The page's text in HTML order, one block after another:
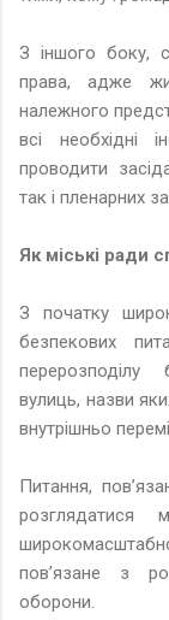
З іншого боку,
права, адже
належного
всі необхідні
проводити
так і пленарних
Як міські ради
З початку
безпекових
перерозподілу
вулиць, назви
внутрішньо
Питання,
пов’язане з
оборони.